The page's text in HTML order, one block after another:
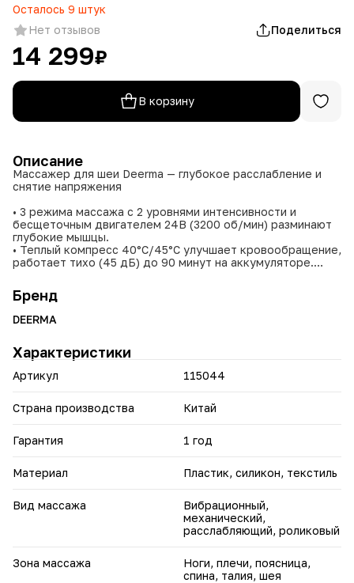
Осталось 9 штук
Нет отзывов
Поделиться
14 299₽
В корзину
Описание
Массажер для шеи Deerma — глубокое расслабление и
снятие напряжения
• 3 режима массажа с 2 уровнями интенсивности и
бесщеточным двигателем 24В (3200 об/мин) разминают
глубокие мышцы.
• Теплый компресс 40°С/45°С улучшает кровообращение,
работает тихо (45 дБ) до 90 минут на аккумуляторе.
любое место.
• Зона массажа: шея, плечи, спина, поясница; 6 массажных
головок и роликов для полного расслабления.
• Зарядка 3 часа, кнопочное управление, подходит для
Отличный выбор для снятия усталости после рабочего
дня и восстановления тонуса мышц.
Бренд
DEERMA
Характеристики
Артикул 115044
Страна производства Китай
Гарантия 1 год
Материал Пластик, силикон, текстиль
Вид массажа
Вибрационный,
механический,
расслабляющий, роликовый
Зона массажа
Ноги, плечи, поясница,
спина, талия, шея